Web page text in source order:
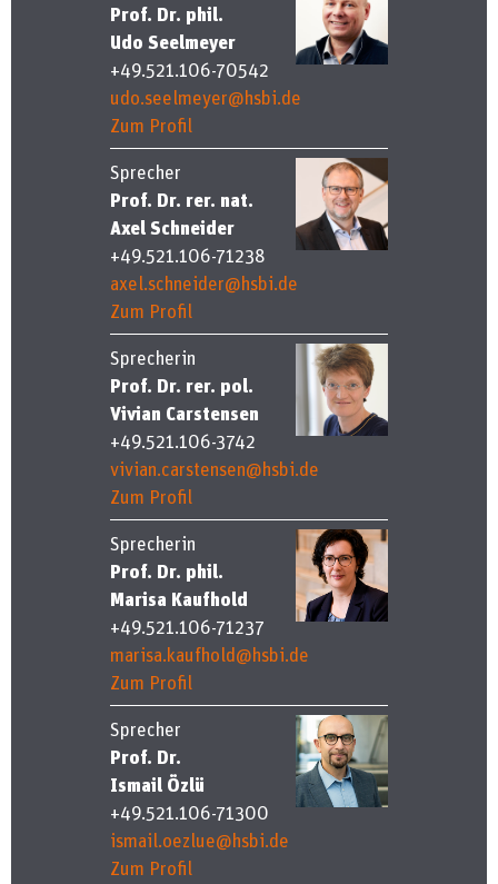
Prof. Dr. phil.
Udo Seelmeyer
+49.521.106-70542
udo.seelmeyer@hsbi.de
Zum Profil
Sprecher
Prof. Dr. rer. nat.
Axel Schneider
+49.521.106-71238
axel.schneider@hsbi.de
Zum Profil
Sprecherin
Prof. Dr. rer. pol.
Vivian Carstensen
+49.521.106-3742
vivian.carstensen@hsbi.de
Zum Profil
Sprecherin
Prof. Dr. phil.
Marisa Kaufhold
+49.521.106-71237
marisa.kaufhold@hsbi.de
Zum Profil
Sprecher
Prof. Dr.
Ismail Özlü
+49.521.106-71300
ismail.oezlue@hsbi.de
Zum Profil